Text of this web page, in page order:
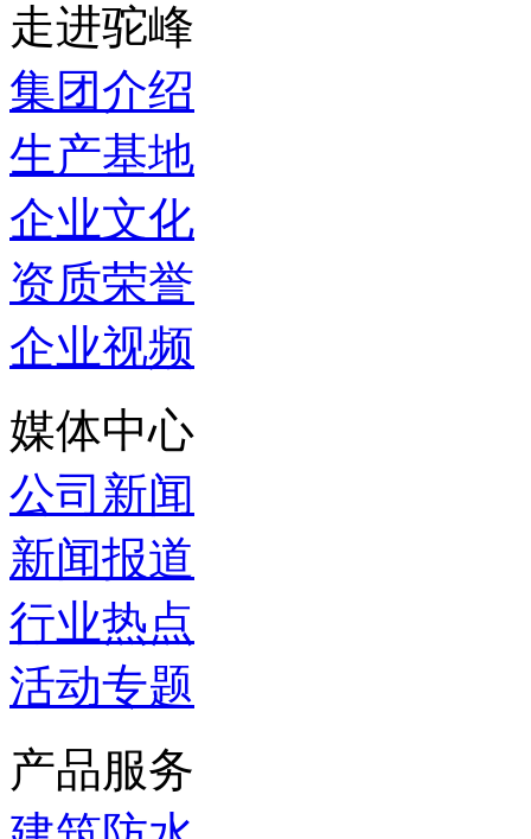
走进驼峰
集团介绍
生产基地
企业文化
资质荣誉
企业视频
媒体中心
公司新闻
新闻报道
行业热点
活动专题
产品服务